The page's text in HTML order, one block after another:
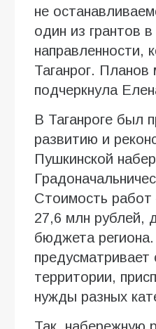
не
один из грантов
направленности,
Таганрог.
подчеркнула
В Таганроге был
развитию и
Пушкинской
Стоимость
27,6 млн рублей,
бюджета
предусматривает
территории,
нужды разных